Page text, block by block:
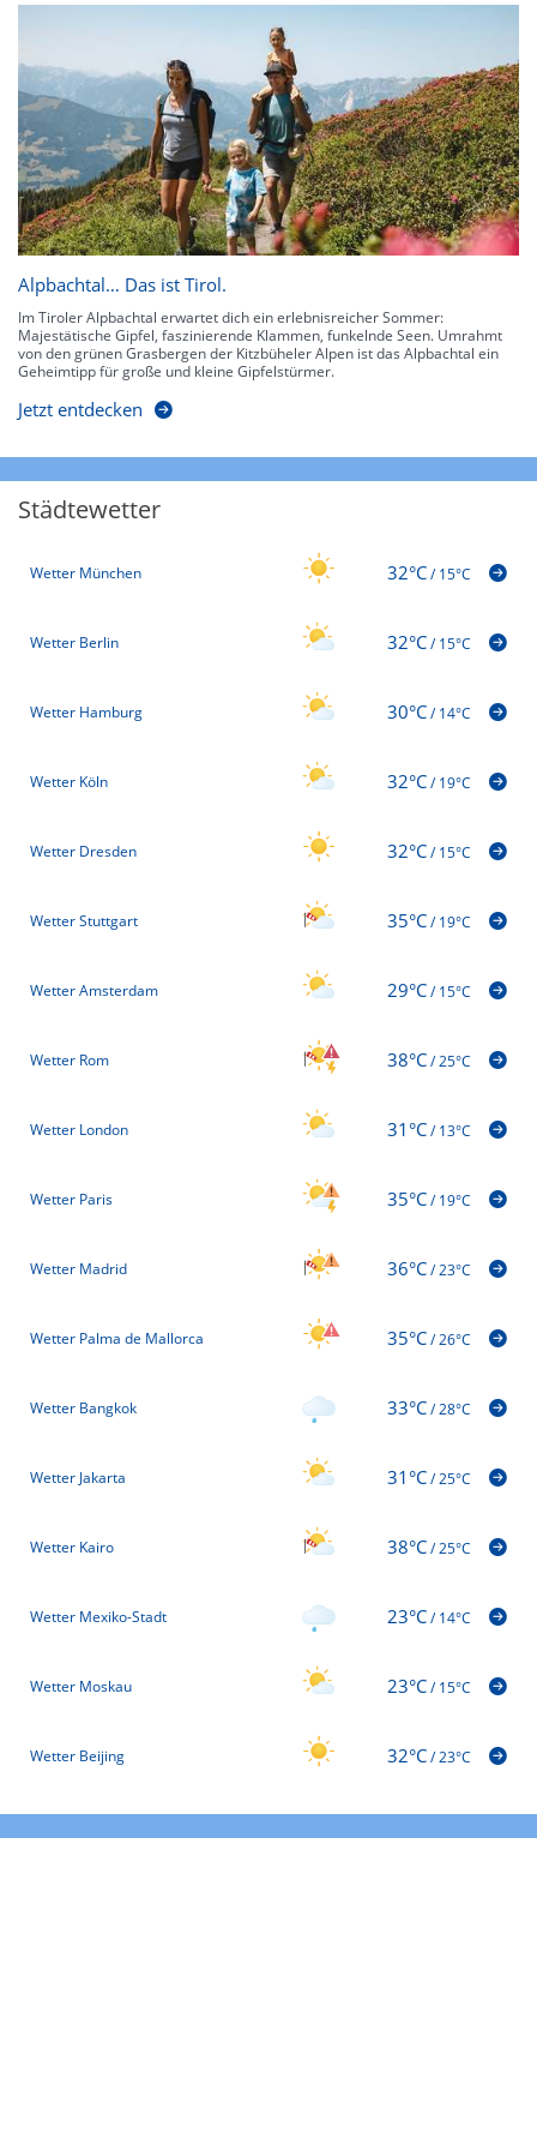
Alpbachtal… Das ist Tirol.
Im Tiroler Alpbachtal erwartet dich ein erlebnisreicher Sommer:
Majestätische Gipfel, faszinierende Klammen, funkelnde Seen. Umrahmt
von den grünen Grasbergen der Kitzbüheler Alpen ist das Alpbachtal ein
Geheimtipp für große und kleine Gipfelstürmer.
Jetzt entdecken
Städtewetter
Wetter München 32°C/15°C
Wetter Berlin 32°C/15°C
Wetter Hamburg 30°C/14°C
Wetter Köln 32°C/19°C
Wetter Dresden 32°C/15°C
Wetter Stuttgart 35°C/19°C
Wetter Amsterdam 29°C/15°C
Wetter Rom 38°C/25°C
Wetter London 31°C/13°C
Wetter Paris 35°C/19°C
Wetter Madrid 36°C/23°C
Wetter Palma de Mallorca 35°C/26°C
Wetter Bangkok 33°C/28°C
Wetter Jakarta 31°C/25°C
Wetter Kairo 38°C/25°C
Wetter Mexiko-Stadt 23°C/14°C
Wetter Moskau 23°C/15°C
Wetter Beijing 32°C/23°C